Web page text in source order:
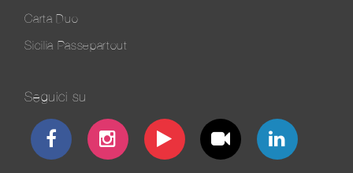
Carta Duo
Sicilia Passepartout
Seguici su